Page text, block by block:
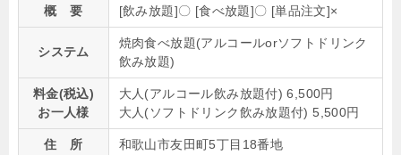
概 要 [飲み放題]〇 [食べ放題]〇 [単品注文]×
システム
焼肉食べ放題(アルコールorソフトドリンク
飲み放題)
料金(税込)
お一人様
大人(アルコール飲み放題付) 6,500円
大人(ソフトドリンク飲み放題付) 5,500円
住 所 和歌山市友田町5丁目18番地